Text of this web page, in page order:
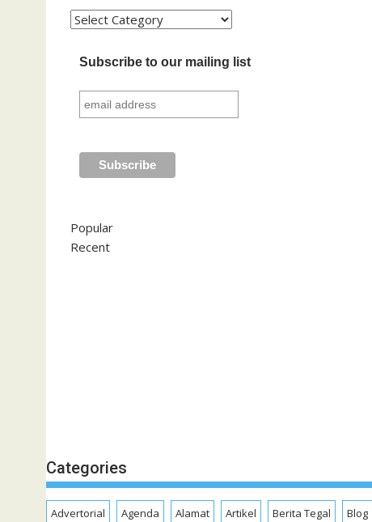
Kategori
Subscribe to our mailing list
Popular
Recent
Categories
Advertorial Agenda Alamat Artikel Berita Tegal Blog